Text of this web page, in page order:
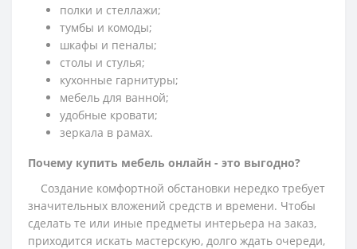
полки и стеллажи;
тумбы и комоды;
шкафы и пеналы;
столы и стулья;
кухонные гарнитуры;
мебель для ванной;
удобные кровати;
зеркала в рамах.
Почему купить мебель онлайн - это выгодно?
Создание комфортной обстановки нередко требует
значительных вложений средств и времени. Чтобы
сделать те или иные предметы интерьера на заказ,
приходится искать мастерскую, долго ждать очереди,